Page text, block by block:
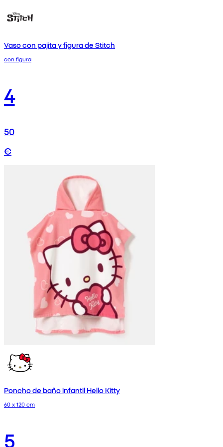
Vaso con pajita y figura de Stitch
con figura
4
50
€
Poncho de baño infantil Hello Kitty
60 x 120 cm
5